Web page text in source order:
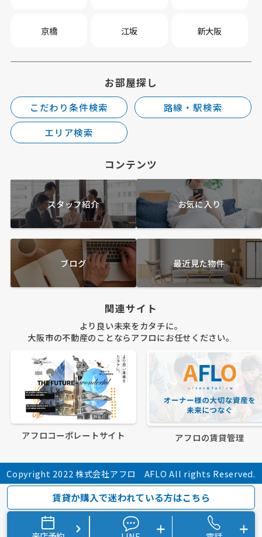
京橋 江坂 新大阪
お部屋探し
こだわり条件検索
路線・駅検索
エリア検索
コンテンツ
スタッフ紹介 お気に入り
ブログ 最近見た物件
関連サイト
より良い未来をカタチに。
大阪市の不動産のことならアフロにお任せください。
アフロコーポレートサイト アフロの賃貸管理
Copyright 2022 株式会社アフロ AFLO All rights Reserved.
賃貸か購入で迷われている方はこちら